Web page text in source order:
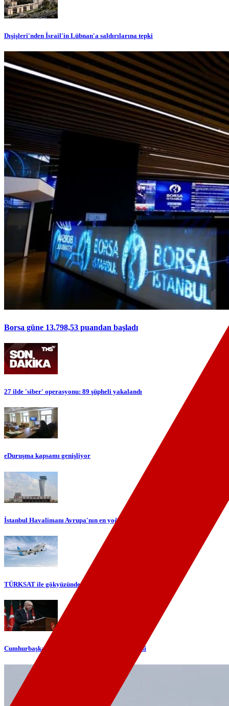
Dışişleri'nden İsrail'in Lübnan'a saldırılarına tepki
Borsa güne 13.798,53 puandan başladı
27 ilde 'siber' operasyonu: 89 şüpheli yakalandı
eDuruşma kapsamı genişliyor
İstanbul Havalimanı Avrupa'nın en yoğun havalimanı oldu
TÜRKSAT ile gökyüzünde yerli internet dönemi başlıyor
Cumhurbaşkanı Erdoğan'dan telefon diplomasisi